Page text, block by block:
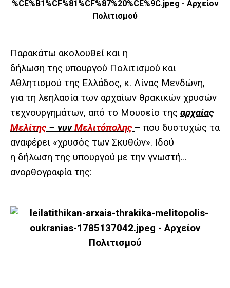
Παρακάτω ακολουθεί και η
δήλωση της υπουργού Πολιτισμού και
Αθλητισμού της Ελλάδος, κ. Λίνας Μενδώνη,
για τη λεηλασία των αρχαίων θρακικών χρυσών
τεχνουργημάτων, από το Μουσείο της αρχαίας
Μελίτης – νυνΜελιτόπολης – που δυστυχώς τα
αναφέρει «χρυσός των Σκυθών». Ιδού
η δήλωση της υπουργού με την γνωστή…
ανορθογραφία της: